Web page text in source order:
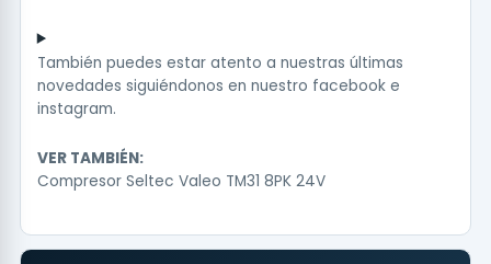
También puedes estar atento a nuestras últimas
novedades siguiéndonos en nuestro facebooke
instagram.
VER TAMBIÉN:
Compresor Seltec Valeo TM31 8PK 24V